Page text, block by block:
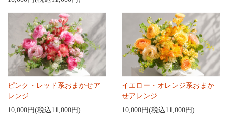
ピンク・レッド系おまかせア
レンジ
10,000円(税込11,000円)
イエロー・オレンジ系おまか
せアレンジ
10,000円(税込11,000円)